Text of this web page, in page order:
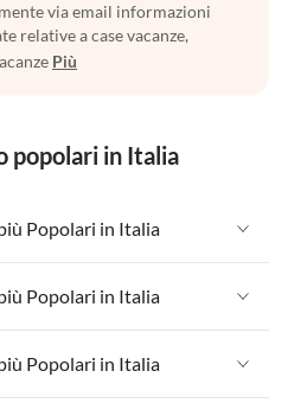
via email informazioni
relative a case vacanze,
Più
popolari in Italia
Popolari in Italia
Popolari in Italia
Popolari in Italia